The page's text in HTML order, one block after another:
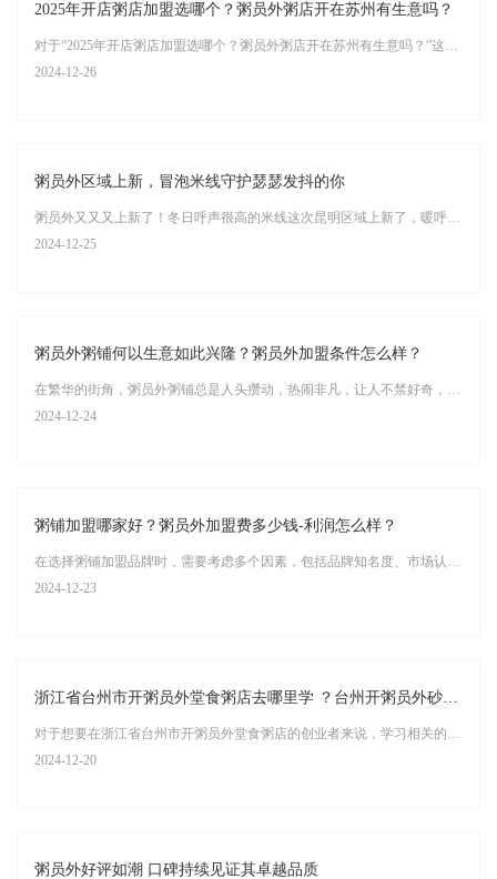
2025年开店粥店加盟选哪个？粥员外粥店开在苏州有生意吗？
对于“2025年开店粥店加盟选哪个？粥员外粥店开在苏州有生意吗？”这两个问题，以下是我的详细解答：
2024-12-26
粥员外区域上新，冒泡米线守护瑟瑟发抖的你
粥员外又又又上新了！冬日呼声很高的米线这次昆明区域上新了，暖呼呼的吃上一顿招牌小锅米线，这个冬日，我们带着满满的诚意和美味，一起用行动唤醒你的味蕾。
2024-12-25
粥员外粥铺何以生意如此兴隆？粥员外加盟条件怎么样？
在繁华的街角，粥员外粥铺总是人头攒动，热闹非凡，让人不禁好奇，这家粥铺究竟有何魅力，能吸引如此众多的食客？ 首先，粥员外粥铺的食材选择极为讲究，每一粒米、每一片菜叶都经过精心挑选，确保新鲜与品质。而粥的熬制更是耗时费力，慢火细炖，直至粥香四溢，口感绵密。这样的用心，让每一碗粥都成为了食客心中的美味佳肴。
2024-12-24
粥铺加盟哪家好？粥员外加盟费多少钱-利润怎么样？
在选择粥铺加盟品牌时，需要考虑多个因素，包括品牌知名度、市场认可度、加盟支持、投资回报等。以下是对粥员外加盟的详细分析：
2024-12-23
浙江省台州市开粥员外堂食粥店去哪里学 ？台州开粥员外砂锅粥店怎么样？
对于想要在浙江省台州市开粥员外堂食粥店的创业者来说，学习相关的经营和管理知识是至关重要的。以下是一些建议的学习途径： 加盟总部培训：粥员外作为一个知名的粥铺品牌，为加盟商提供了全方位的支持，包括选址、装修、培训、运营和营销等各个环节。在加盟粥员外后，创业者可以参加总部提供的培训课程，学习粥品的制作技巧、店铺运营管理、客户服务等方面的知识。
2024-12-20
粥员外好评如潮 口碑持续见证其卓越品质